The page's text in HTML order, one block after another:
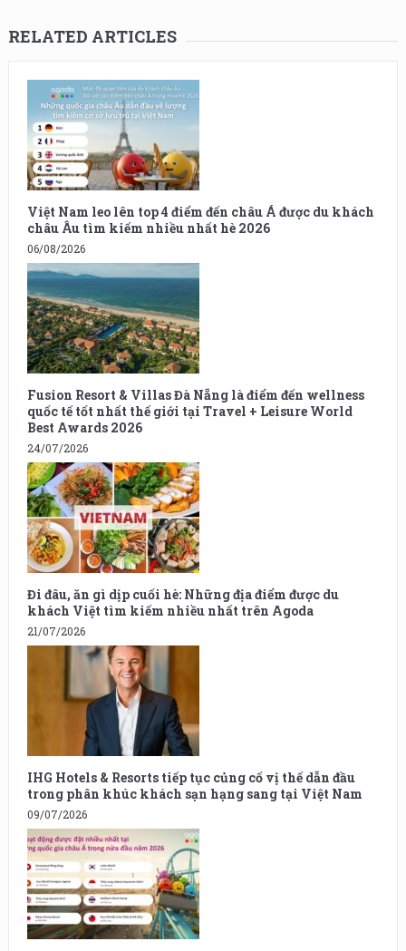
RELATED ARTICLES
Việt Nam leo lên top 4 điểm đến châu Á được du khách
châu Âu tìm kiếm nhiều nhất hè 2026
06/08/2026
Fusion Resort & Villas Đà Nẵng là điểm đến wellness
quốc tế tốt nhất thế giới tại Travel + Leisure World
Best Awards 2026
24/07/2026
Đi đâu, ăn gì dịp cuối hè: Những địa điểm được du
khách Việt tìm kiếm nhiều nhất trên Agoda
21/07/2026
IHG Hotels & Resorts tiếp tục củng cố vị thế dẫn đầu
trong phân khúc khách sạn hạng sang tại Việt Nam
09/07/2026